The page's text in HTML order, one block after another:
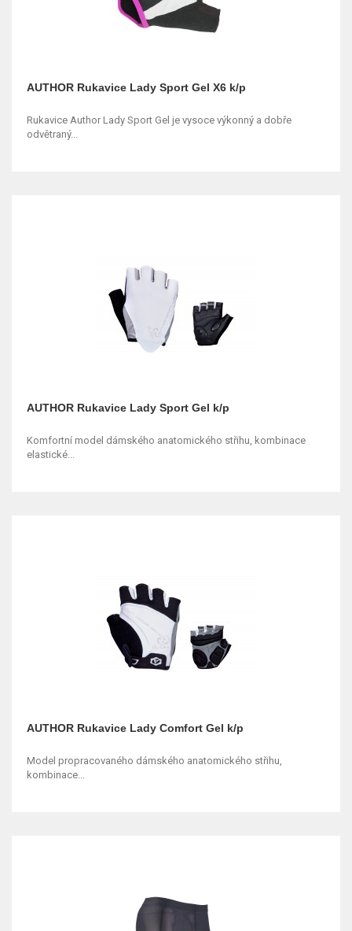
AUTHOR Rukavice Lady Sport Gel X6 k/p
Rukavice Author Lady Sport Gel je vysoce výkonný a dobře
odvětraný...
AUTHOR Rukavice Lady Sport Gel k/p
Komfortní model dámského anatomického střihu, kombinace
elastické...
AUTHOR Rukavice Lady Comfort Gel k/p
Model propracovaného dámského anatomického střihu,
kombinace...